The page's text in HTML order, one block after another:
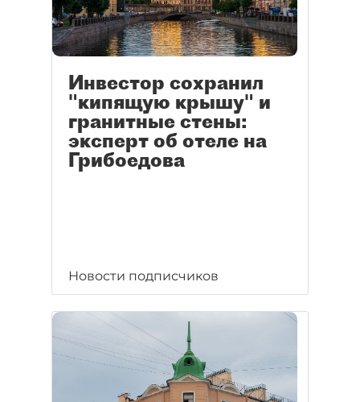
Инвестор сохранил
"кипящую крышу" и
гранитные стены:
эксперт об отеле на
Грибоедова
Новости подписчиков